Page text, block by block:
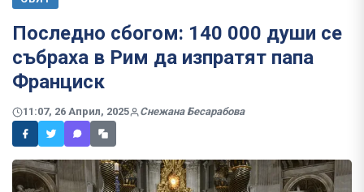
Последно сбогом: 140 000 души се
събраха в Рим да изпратят папа
Франциск
11:07, 26 Април, 2025 Снежана Бесарабова